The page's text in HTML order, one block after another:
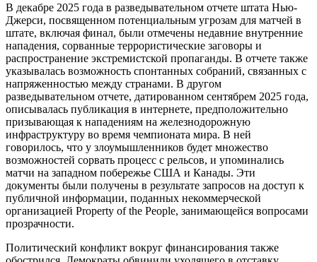
В декабре 2025 года в разведывательном отчете штата Нью-
Джерси, посвященном потенциальным угрозам для матчей в
штате, включая финал, были отмечены недавние внутренние
нападения, сорванные террористические заговоры и
распространение экстремистской пропаганды. В отчете также
указывалась возможность спонтанных собраний, связанных с
напряженностью между странами. В другом
разведывательном отчете, датированном сентябрем 2025 года,
описывалась публикация в интернете, предположительно
призывающая к нападениям на железнодорожную
инфраструктуру во время чемпионата мира. В ней
говорилось, что у злоумышленников будет множество
возможностей сорвать процесс с рельсов, и упоминались
матчи на западном побережье США и Канады. Эти
документы были получены в результате запросов на доступ к
публичной информации, поданных некоммерческой
организацией Property of the People, занимающейся вопросами
прозрачности.
Политический конфликт вокруг финансирования также